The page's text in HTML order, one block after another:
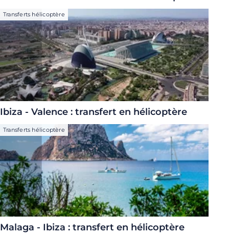
Transferts hélicoptère
Ibiza - Valence : transfert en hélicoptère
Transferts hélicoptère
Malaga - Ibiza : transfert en hélicoptère